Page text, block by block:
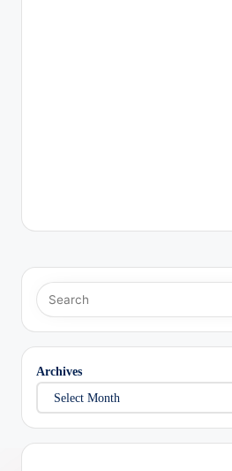
Archives